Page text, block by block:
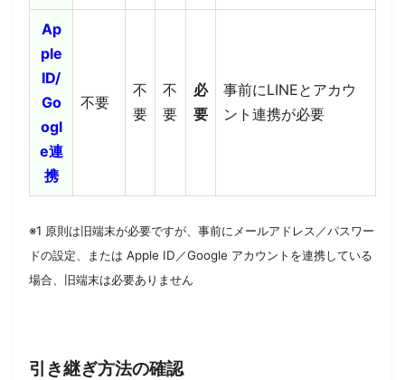
Ap
ple
ID/
Go
ogl
e連
携
不要
不
要
不
要
必
要
事前にLINEとアカウ
ント連携が必要
※1 原則は旧端末が必要ですが、事前にメールアドレス／パスワー
ドの設定、または Apple ID／Google アカウントを連携している
場合、旧端末は必要ありません
引き継ぎ方法の確認